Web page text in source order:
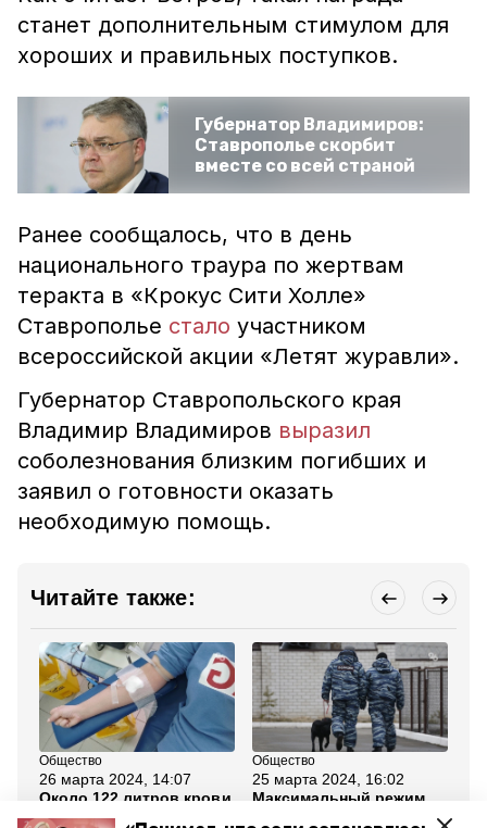
станет дополнительным стимулом для
хороших и правильных поступков.
Губернатор Владимиров:
Ставрополье скорбит
вместе со всей страной
Ранее сообщалось, что в день
национального траура по жертвам
теракта в «Крокус Сити Холле»
Ставрополье стало участником
всероссийской акции «Летят журавли».
Губернатор Ставропольского края
Владимир Владимиров выразил
соболезнования близким погибших и
заявил о готовности оказать
необходимую помощь.
Читайте также:
Общество
26 марта 2024, 14:07
Около 122 литров крови
сдали ставропольцы 23
Общество
25 марта 2024, 16:02
Максимальный режим